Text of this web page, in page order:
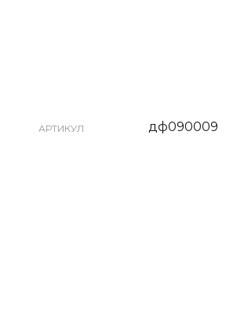
АРТИКУЛ дф090009